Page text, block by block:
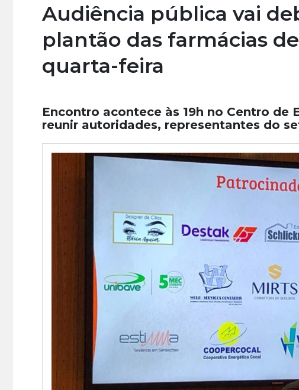
Audiência pública vai
plantão das farmácias
quarta-feira
Encontro acontece às 19h no Centro de
reunir autoridades, representantes do